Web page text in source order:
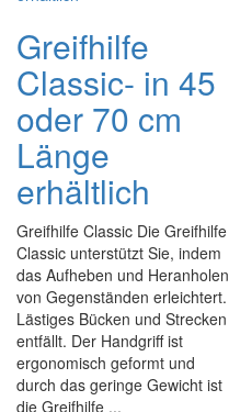
Greifhilfe
Classic- in 45
oder 70 cm
Länge
erhältlich
Greifhilfe Classic Die Greifhilfe
Classic unterstützt Sie, indem
das Aufheben und Heranholen
von Gegenständen erleichtert.
Lästiges Bücken und Strecken
entfällt. Der Handgriff ist
ergonomisch geformt und
durch das geringe Gewicht ist
die Greifhilfe ...